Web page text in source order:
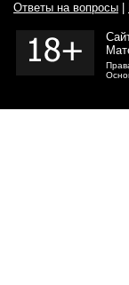
Ответы на вопросы